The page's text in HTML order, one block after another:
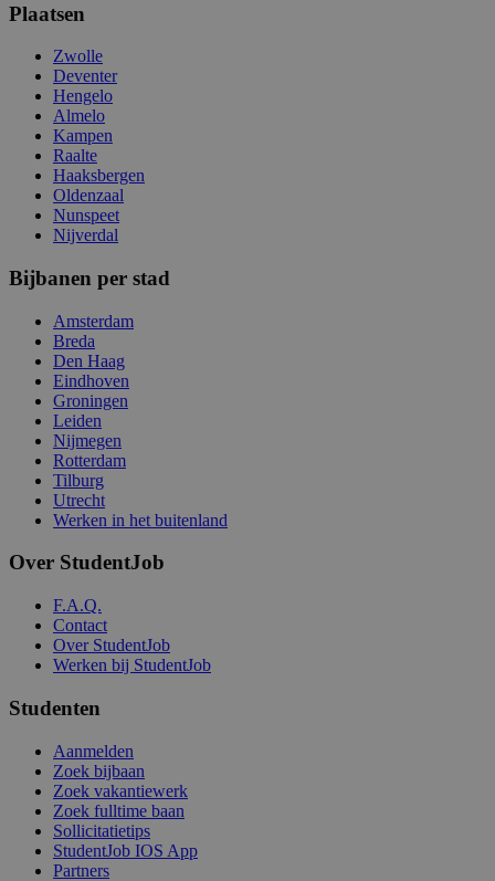
Plaatsen
Zwolle
Deventer
Hengelo
Almelo
Kampen
Raalte
Haaksbergen
Oldenzaal
Nunspeet
Nijverdal
Bijbanen per stad
Amsterdam
Breda
Den Haag
Eindhoven
Groningen
Leiden
Nijmegen
Rotterdam
Tilburg
Utrecht
Werken in het buitenland
Over StudentJob
F.A.Q.
Contact
Over StudentJob
Werken bij StudentJob
Studenten
Aanmelden
Zoek bijbaan
Zoek vakantiewerk
Zoek fulltime baan
Sollicitatietips
StudentJob IOS App
Partners